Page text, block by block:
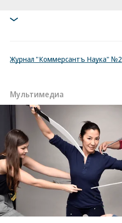
Журнал "Коммерсантъ Наука" №2
Мультимедиа